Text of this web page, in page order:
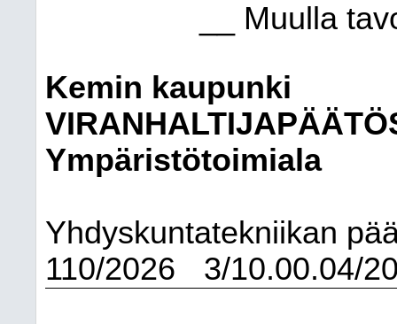
__ Muulla
Kemin kaupunki
Ympäristötoimiala
Yhdyskuntatekniikan
110/2026
3/10.00.04/